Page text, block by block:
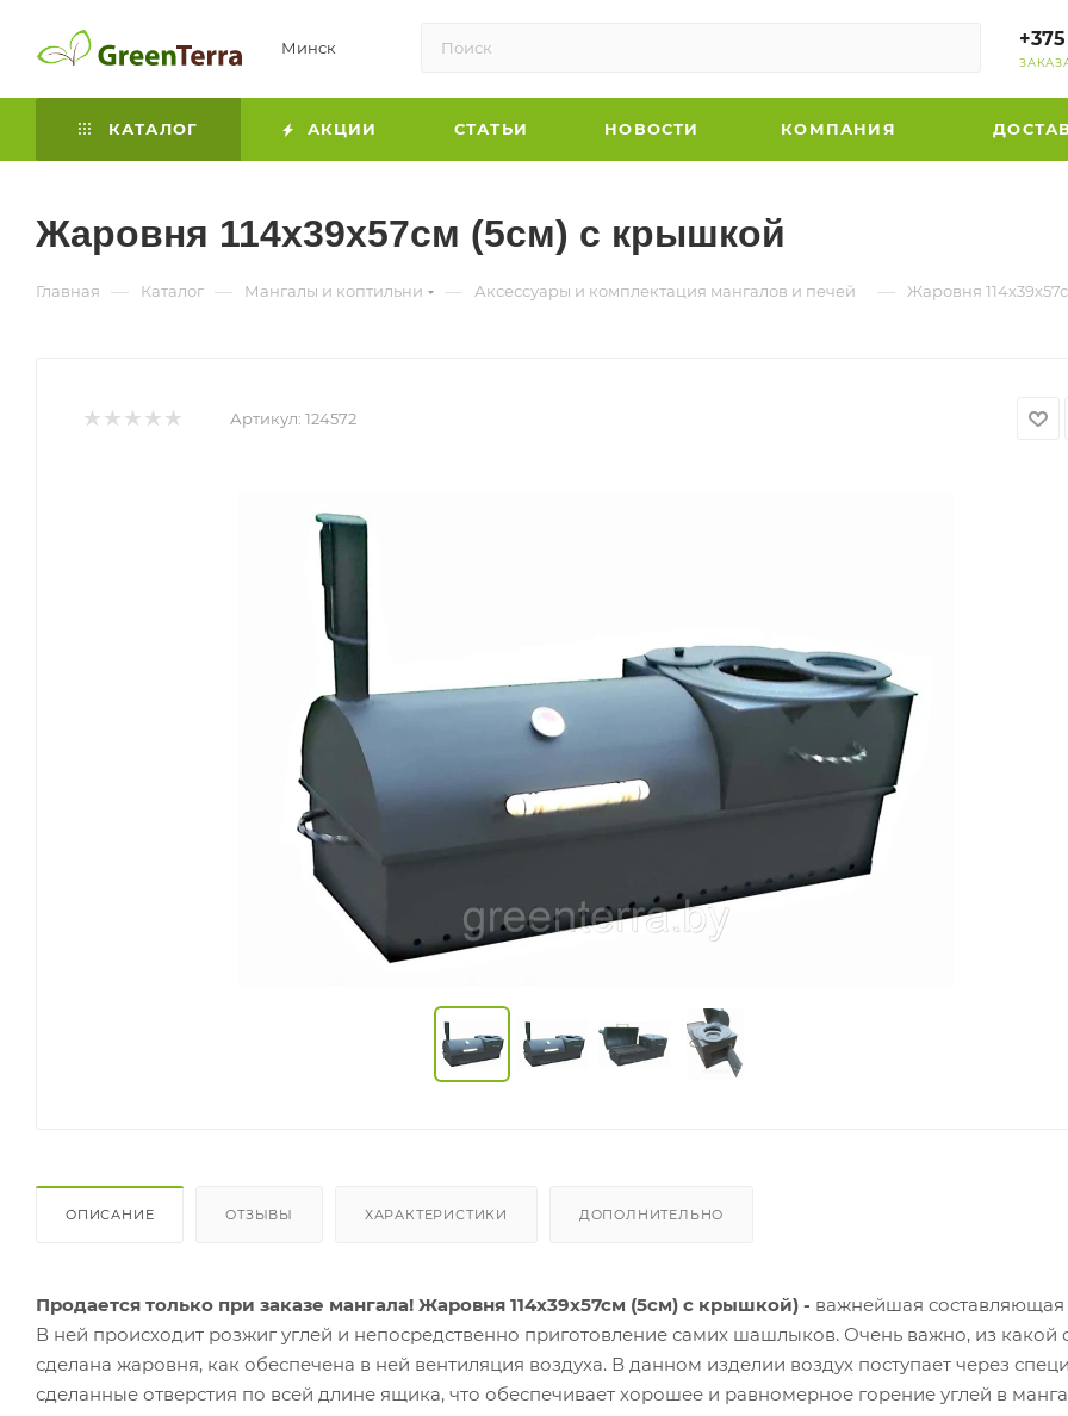
Минск
КАТАЛОГ АКЦИИ СТАТЬИ НОВОСТИ КОМПАНИЯ
Жаровня 114х39х57см (5см) с крышкой
Главная — Каталог — Мангалы и коптильни — Аксессуары и комплектация мангалов и печей — Жаровня
Артикул: 124572
ОПИСАНИЕ ОТЗЫВЫ ХАРАКТЕРИСТИКИ ДОПОЛНИТЕЛЬНО
Продается только при заказе мангала! Жаровня 114х39х57см (5см) с крышкой) - важнейшая составляющая
В ней происходит розжиг углей и непосредственно приготовление самих шашлыков. Очень важно, из какой
сделана жаровня, как обеспечена в ней вентиляция воздуха. В данном изделии воздух поступает через
сделанные отверстия по всей длине ящика, что обеспечивает хорошее и равномерное горение углей в